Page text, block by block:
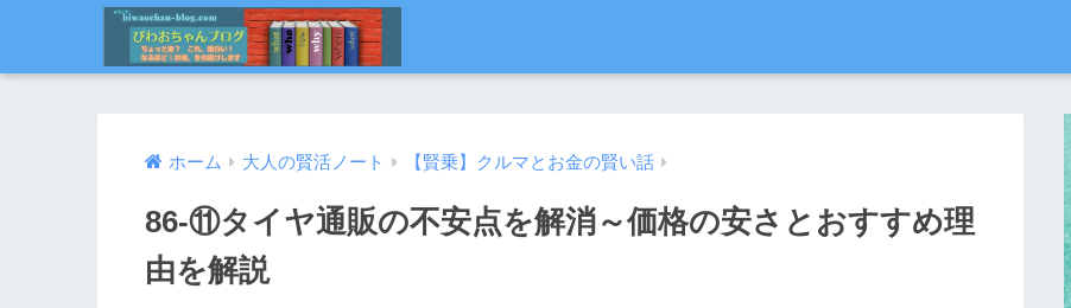
ホーム 大人の賢活ノート 【賢乗】クルマとお金の賢い話
86-⑪タイヤ通販の不安点を解消～価格の安さとおすすめ理
由を解説